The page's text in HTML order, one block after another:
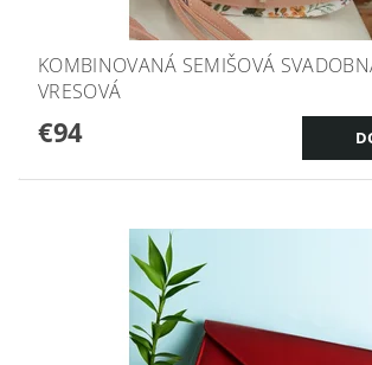
KOMBINOVANÁ SEMIŠOVÁ
VRESOVÁ
€94